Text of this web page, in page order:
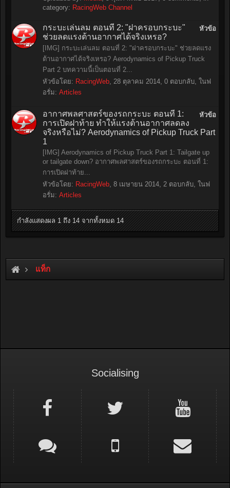
category: RacingWeb Channel
หัวข้อ
กระบะเล่นลม ตอนที่ 2: "ฝาครอบกระบะ"
ช่วยลดแรงต้านอากาศได้จริงเหรอ?
[IMG] กระบะเล่นลม ตอนที่ 2: "ฝาครอบกระบะ" ช่วยลดแรง
ต้านอากาศได้จริงเหรอ? Aerodynamics of Pickup Truck
Part 2 บทความนี้เป็นตอนที่ 2...
หัวข้อโดย: RacingWeb, 28 ตุลาคม 2014, 0 ตอบกลับ, ในฟ
อรั่ม: Articles
หัวข้อ
อากาศพลศาสตร์ของรถกระบะ ตอนที่ 1:
การเปิดฝาท้าย ทำให้แรงต้านอากาศลดลง
จริงหรือไม่? Aerodynamics of Pickup Truck Part
1
[IMG] Aerodynamics of Pickup Truck Part 1: Tailgate up
or tailgate down? อากาศพลศาสตร์ของรถกระบะ ตอนที่ 1:
การเปิดฝาท้าย...
หัวข้อโดย: RacingWeb, 8 เมษายน 2014, 2 ตอบกลับ, ในฟ
อรั่ม: Articles
กำลังแสดงผล 1 ถึง 14 จากทั้งหมด 14
แท็ก
Socialising